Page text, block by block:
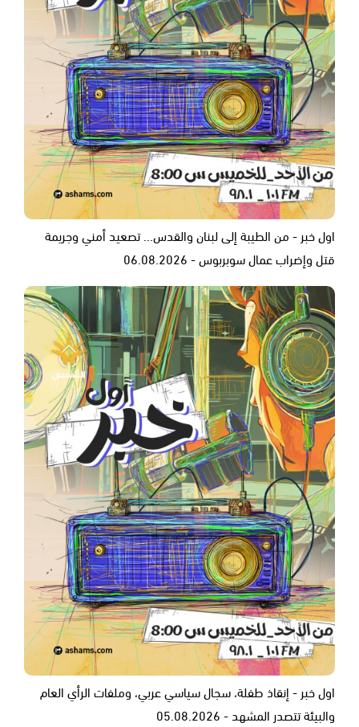
اول خبر - من الطيبة إلى لبنان والقدس... تصعيد أمني وجريمة
قتل وإضراب عمال سوبربوس - 06.08.2026
اول خبر - إنقاذ طفلة، سجال سياسي عربي، وملفات الرأي العام
والبيئة تتصدر المشهد - 05.08.2026